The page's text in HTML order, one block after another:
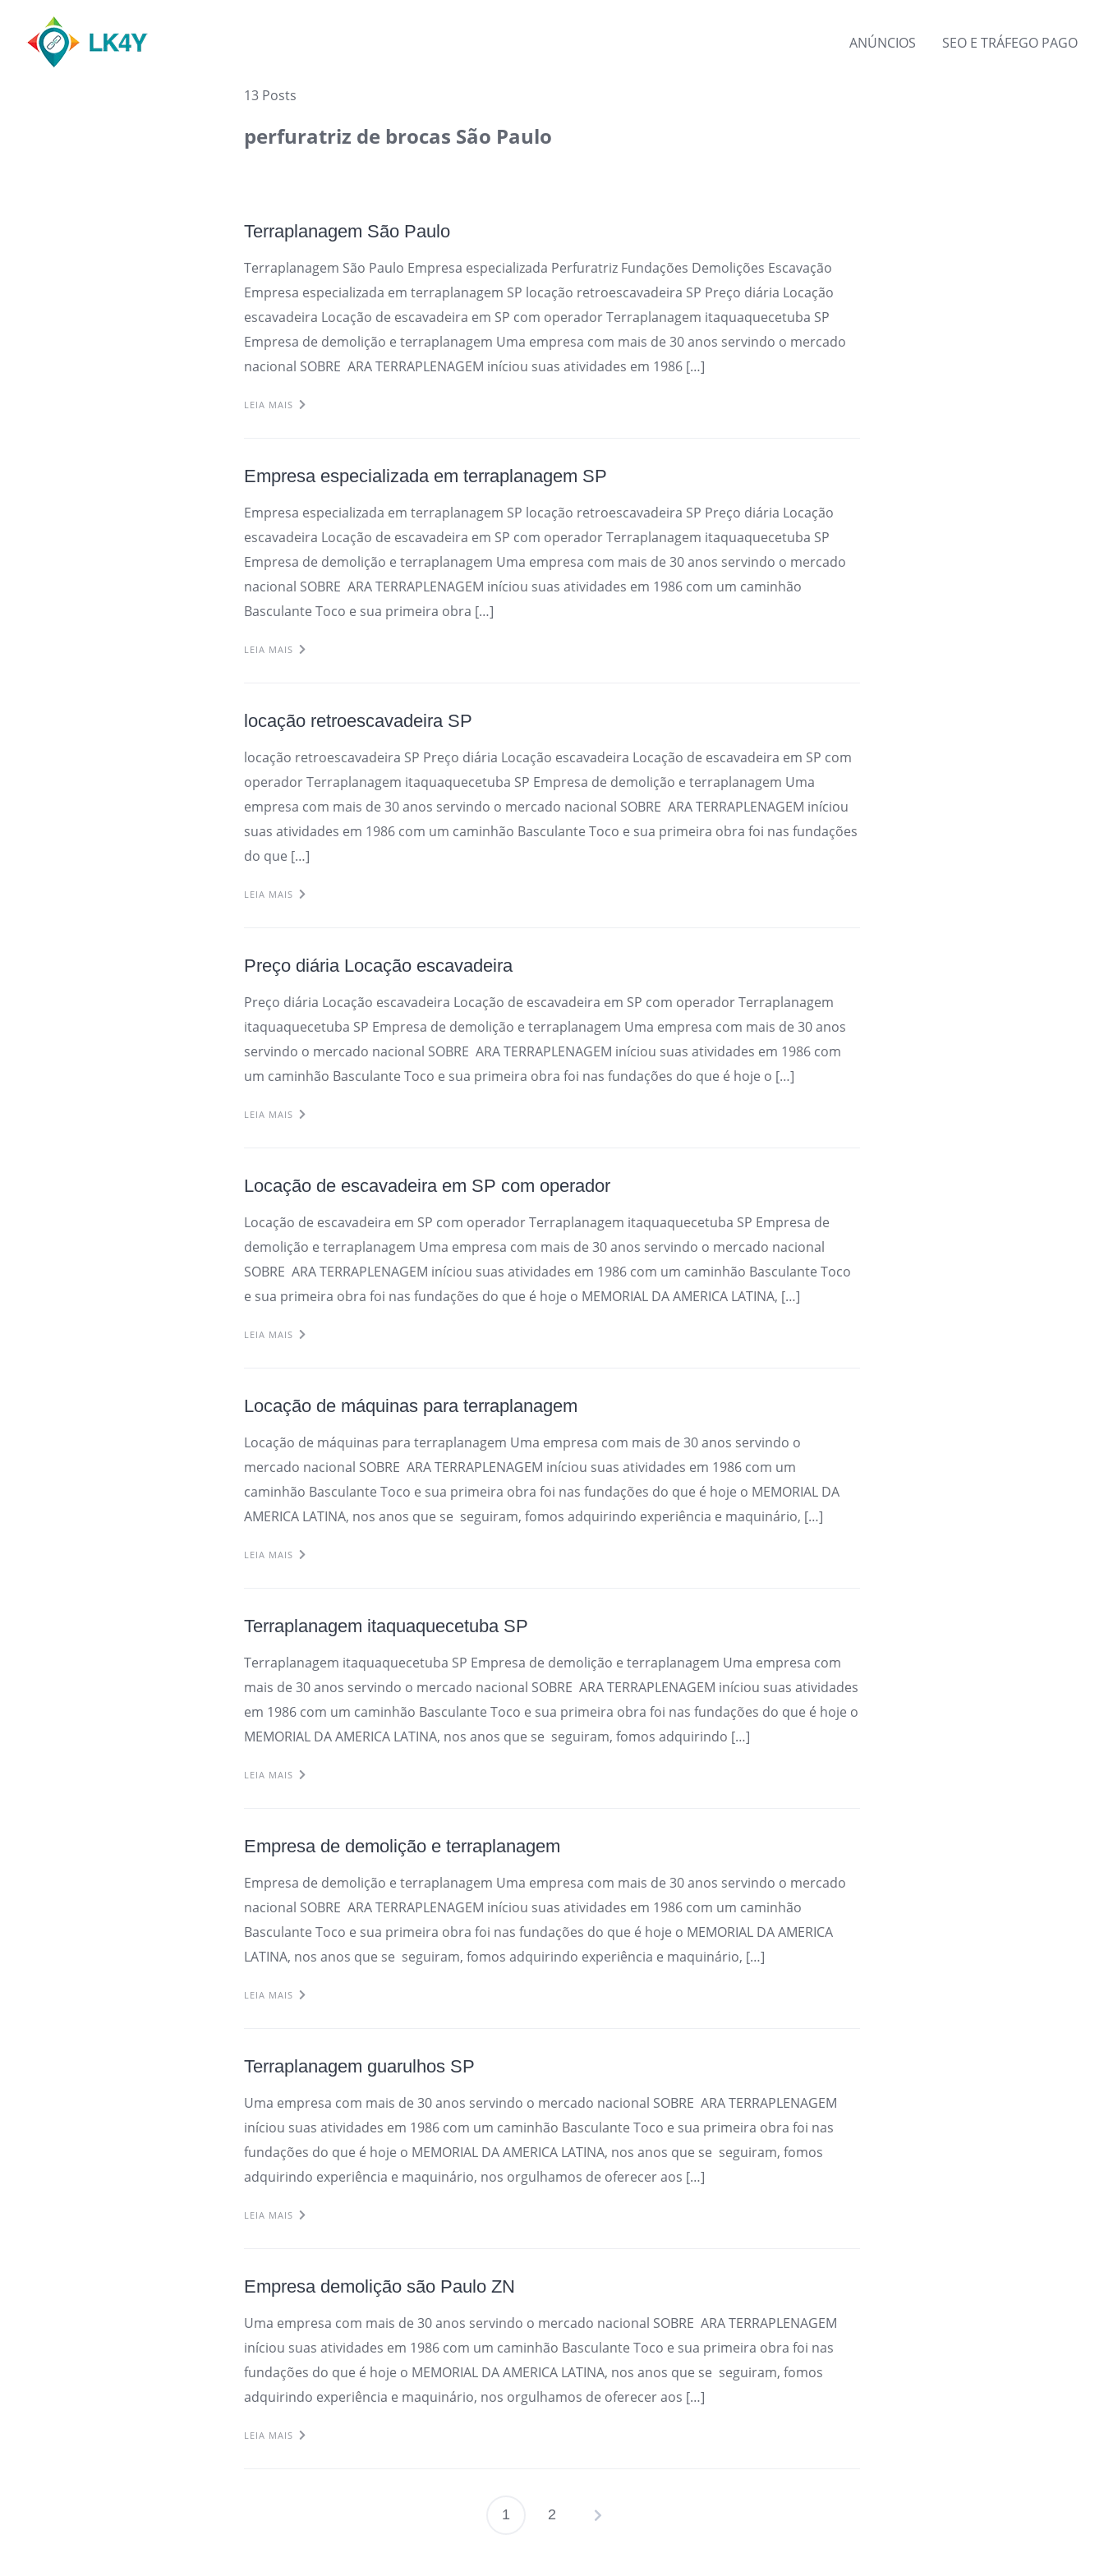
content
ANÚNCIOS SEO E TRÁFEGO PAGO
13 Posts
perfuratriz de brocas São Paulo
Terraplanagem São Paulo
Terraplanagem São Paulo Empresa especializada Perfuratriz Fundações Demolições Escavação
Empresa especializada em terraplanagem SP locação retroescavadeira SP Preço diária Locação
escavadeira Locação de escavadeira em SP com operador Terraplanagem itaquaquecetuba SP
Empresa de demolição e terraplanagem Uma empresa com mais de 30 anos servindo o mercado
nacional SOBRE ARA TERRAPLENAGEM iníciou suas atividades em 1986 […]
LEIA MAIS
Empresa especializada em terraplanagem SP
Empresa especializada em terraplanagem SP locação retroescavadeira SP Preço diária Locação
escavadeira Locação de escavadeira em SP com operador Terraplanagem itaquaquecetuba SP
Empresa de demolição e terraplanagem Uma empresa com mais de 30 anos servindo o mercado
nacional SOBRE ARA TERRAPLENAGEM iníciou suas atividades em 1986 com um caminhão
Basculante Toco e sua primeira obra […]
LEIA MAIS
locação retroescavadeira SP
locação retroescavadeira SP Preço diária Locação escavadeira Locação de escavadeira em SP com
operador Terraplanagem itaquaquecetuba SP Empresa de demolição e terraplanagem Uma
empresa com mais de 30 anos servindo o mercado nacional SOBRE ARA TERRAPLENAGEM iníciou
suas atividades em 1986 com um caminhão Basculante Toco e sua primeira obra foi nas fundações
do que […]
LEIA MAIS
Preço diária Locação escavadeira
Preço diária Locação escavadeira Locação de escavadeira em SP com operador Terraplanagem
itaquaquecetuba SP Empresa de demolição e terraplanagem Uma empresa com mais de 30 anos
servindo o mercado nacional SOBRE ARA TERRAPLENAGEM iníciou suas atividades em 1986 com
um caminhão Basculante Toco e sua primeira obra foi nas fundações do que é hoje o […]
LEIA MAIS
Locação de escavadeira em SP com operador
Locação de escavadeira em SP com operador Terraplanagem itaquaquecetuba SP Empresa de
demolição e terraplanagem Uma empresa com mais de 30 anos servindo o mercado nacional
SOBRE ARA TERRAPLENAGEM iníciou suas atividades em 1986 com um caminhão Basculante Toco
e sua primeira obra foi nas fundações do que é hoje o MEMORIAL DA AMERICA LATINA, […]
LEIA MAIS
Locação de máquinas para terraplanagem
Locação de máquinas para terraplanagem Uma empresa com mais de 30 anos servindo o
mercado nacional SOBRE ARA TERRAPLENAGEM iníciou suas atividades em 1986 com um
caminhão Basculante Toco e sua primeira obra foi nas fundações do que é hoje o MEMORIAL DA
AMERICA LATINA, nos anos que se seguiram, fomos adquirindo experiência e maquinário, […]
LEIA MAIS
Terraplanagem itaquaquecetuba SP
Terraplanagem itaquaquecetuba SP Empresa de demolição e terraplanagem Uma empresa com
mais de 30 anos servindo o mercado nacional SOBRE ARA TERRAPLENAGEM iníciou suas atividades
em 1986 com um caminhão Basculante Toco e sua primeira obra foi nas fundações do que é hoje o
MEMORIAL DA AMERICA LATINA, nos anos que se seguiram, fomos adquirindo […]
LEIA MAIS
Empresa de demolição e terraplanagem
Empresa de demolição e terraplanagem Uma empresa com mais de 30 anos servindo o mercado
nacional SOBRE ARA TERRAPLENAGEM iníciou suas atividades em 1986 com um caminhão
Basculante Toco e sua primeira obra foi nas fundações do que é hoje o MEMORIAL DA AMERICA
LATINA, nos anos que se seguiram, fomos adquirindo experiência e maquinário, […]
LEIA MAIS
Terraplanagem guarulhos SP
Uma empresa com mais de 30 anos servindo o mercado nacional SOBRE ARA TERRAPLENAGEM
iníciou suas atividades em 1986 com um caminhão Basculante Toco e sua primeira obra foi nas
fundações do que é hoje o MEMORIAL DA AMERICA LATINA, nos anos que se seguiram, fomos
adquirindo experiência e maquinário, nos orgulhamos de oferecer aos […]
LEIA MAIS
Empresa demolição são Paulo ZN
Uma empresa com mais de 30 anos servindo o mercado nacional SOBRE ARA TERRAPLENAGEM
iníciou suas atividades em 1986 com um caminhão Basculante Toco e sua primeira obra foi nas
fundações do que é hoje o MEMORIAL DA AMERICA LATINA, nos anos que se seguiram, fomos
adquirindo experiência e maquinário, nos orgulhamos de oferecer aos […]
LEIA MAIS
Paginação
1 2